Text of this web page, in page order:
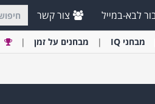
לבא-במייל צור קשר
מבחני IQ מבחנים על זמן